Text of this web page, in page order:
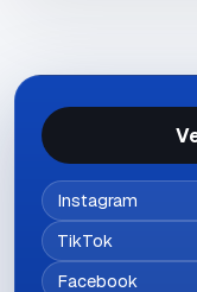
Instagram
TikTok
Facebook